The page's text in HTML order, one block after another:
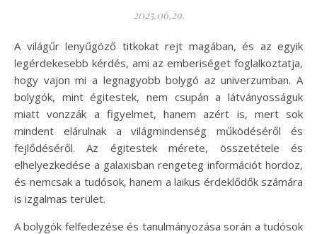
2025.06.29.
A világűr lenyűgöző titkokat rejt magában, és az egyik
legérdekesebb kérdés, ami az emberiséget foglalkoztatja,
hogy vajon mi a legnagyobb bolygó az univerzumban. A
bolygók, mint égitestek, nem csupán a látványosságuk
miatt vonzzák a figyelmet, hanem azért is, mert sok
mindent elárulnak a világmindenség működéséről és
fejlődéséről. Az égitestek mérete, összetétele és
elhelyezkedése a galaxisban rengeteg információt hordoz,
és nemcsak a tudósok, hanem a laikus érdeklődők számára
is izgalmas terület.
A bolygók felfedezése és tanulmányozása során a tudósok